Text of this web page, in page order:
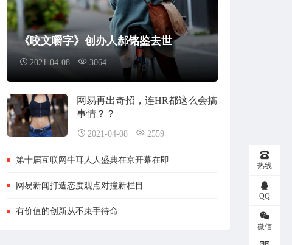
儿童肥肉 2020-07-28
asdada大大
来自：腾讯就只会抄袭和游戏？腾讯帝国攻防战背后的睿智与城府
《咬文嚼字》创办人郝铭鉴去世
2021-04-08 3064
网易再出奇招，连HR都这么会搞
事情？？
2021-04-08 2559
第十届互联网牛耳人人盛典在京开幕在即
网易新闻打造态度观点对撞新栏目
有价值的创新从不束手待命
热线
QQ
微信